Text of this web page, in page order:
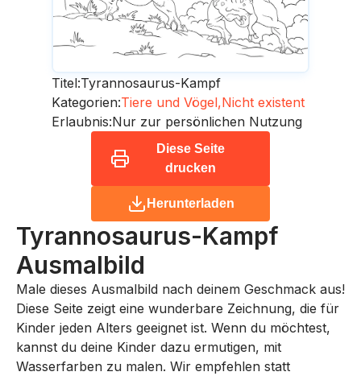
Titel:Tyrannosaurus-Kampf
Kategorien:Tiere und Vögel,Nicht existent
Erlaubnis:Nur zur persönlichen Nutzung
Diese Seite
drucken
Herunterladen
Tyrannosaurus-Kampf
Ausmalbild
Male dieses Ausmalbild nach deinem Geschmack aus!
Diese Seite zeigt eine wunderbare Zeichnung, die für
Kinder jeden Alters geeignet ist. Wenn du möchtest,
kannst du deine Kinder dazu ermutigen, mit
Wasserfarben zu malen. Wir empfehlen statt